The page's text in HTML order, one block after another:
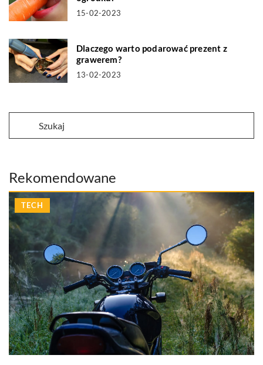
15-02-2023
Dlaczego warto podarować prezent z
grawerem?
13-02-2023
Rekomendowane
TECH